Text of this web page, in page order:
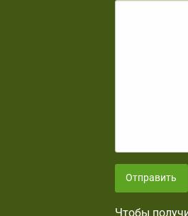
Отправить
Чтобы